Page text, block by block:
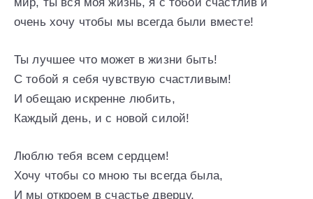
очень хочу чтобы мы всегда были вместе!
Ты лучшее что может в жизни быть!
С тобой я себя чувствую счастливым!
И обещаю искренне любить,
Каждый день, и с новой силой!
Люблю тебя всем сердцем!
Хочу чтобы со мною ты всегда была,
И мы откроем в счастье дверцу,